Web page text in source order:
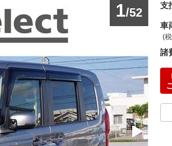
1/52
支
車
(
諸